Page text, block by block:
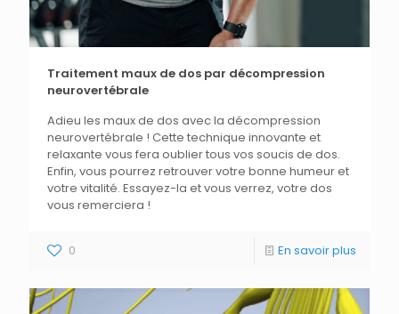
Traitement maux de dos par décompression
neurovertébrale
Adieu les maux de dos avec la décompression
neurovertébrale ! Cette technique innovante et
relaxante vous fera oublier tous vos soucis de dos.
Enfin, vous pourrez retrouver votre bonne humeur et
votre vitalité. Essayez-la et vous verrez, votre dos
vous remerciera !
0 En savoir plus